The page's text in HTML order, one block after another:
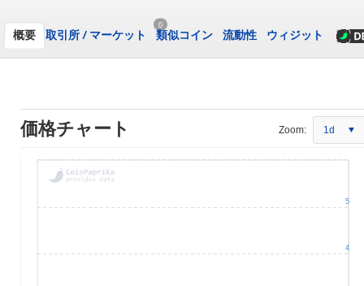
概要 取引所 /マーケット
0
類似コイン 流動性 ウィジット
価格チャート Zoom: 1d
4
5